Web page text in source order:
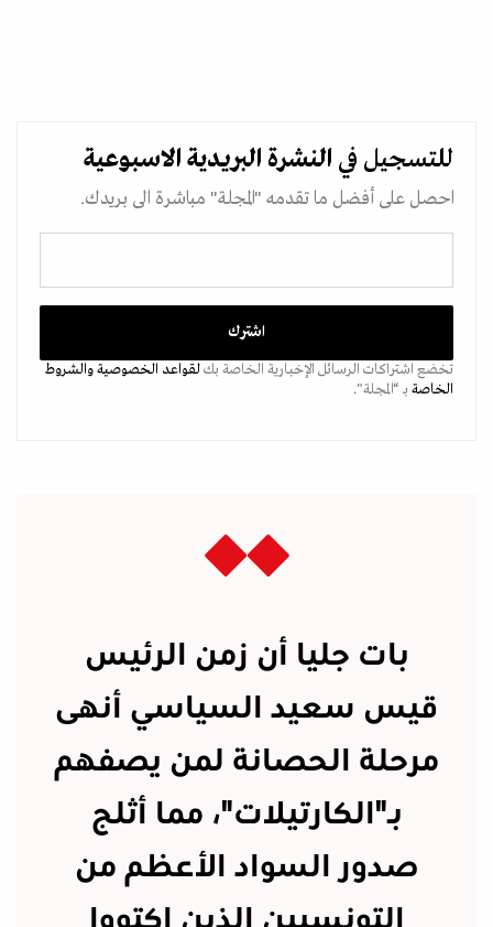
للتسجيل في النشرة البريدية الاسبوعية
احصل على أفضل ما تقدمه "المجلة" مباشرة الى بريدك.
تخضع اشتراكات الرسائل الإخبارية الخاصة بكلقواعد الخصوصيةوالشروط
الخاصة بـ “المجلة".
بات جليا أن زمن الرئيس
قيس سعيد السياسي أنهى
مرحلة الحصانة لمن يصفهم
بـ"الكارتيلات"، مما أثلج
صدور السواد الأعظم من